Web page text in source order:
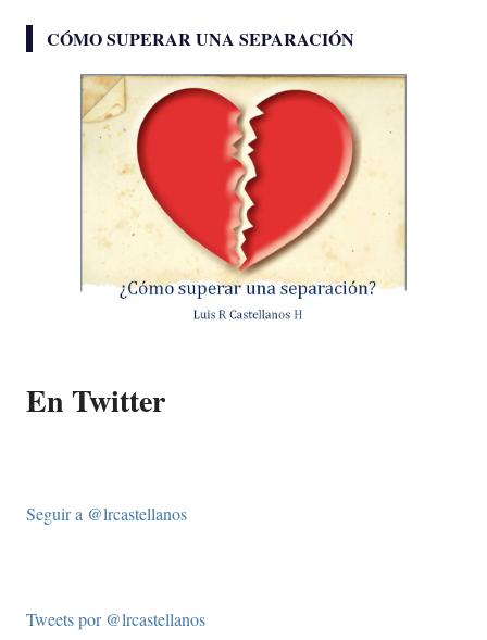
CÓMO SUPERAR UNA SEPARACIÓN
En Twitter
Seguir a @lrcastellanos
Tweets por @lrcastellanos